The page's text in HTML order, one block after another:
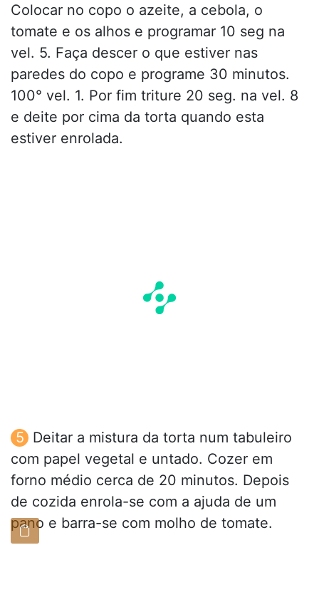
Colocar no copo o azeite, a cebola, o
tomate e os alhos e programar 10 seg na
vel. 5. Faça descer o que estiver nas
paredes do copo e programe 30 minutos.
100° vel. 1. Por fim triture 20 seg. na vel. 8
e deite por cima da torta quando esta
estiver enrolada.
Deitar a mistura da torta num tabuleiro
com papel vegetal e untado. Cozer em
forno médio cerca de 20 minutos. Depois
de cozida enrola-se com a ajuda de um
pano e barra-se com molho de tomate.